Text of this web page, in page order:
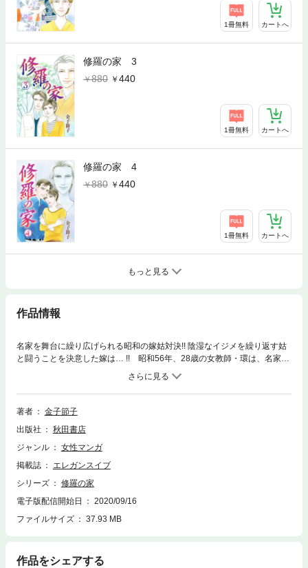
1冊無料 カートへ
修羅の家 3
880
440
1冊無料 カートへ
修羅の家 4
880
440
1冊無料 カートへ
もっと見る
作品情報
名家を舞台に繰り広げられる昭和の嫁姑対決!! 陰湿なイジメを繰り返す姑
と闘うことを決意した嫁は… !! 昭和56年、28歳の女教師・環は、名家の
長男に見初められて結婚することに。しかし嫁いだ家では姑が環を使用人
扱いし、深夜に締め出されたり炊飯器のタイマーを止められたり、陰湿な
イジメが始まる…。夫に訴えても「母に悪意はない」とのれんに腕押し状
態で…!?
著者
金子節子
出版社
秋田書店
ジャンル
女性マンガ
掲載誌
エレガンスイブ
シリーズ
修羅の家
電子版配信開始日
2020/09/16
ファイルサイズ
37.93 MB
作品をシェアする